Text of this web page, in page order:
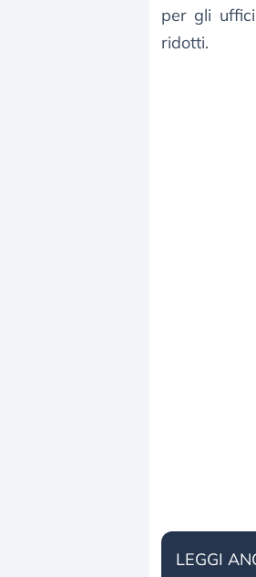
per gli
ridotti.
LEGGI